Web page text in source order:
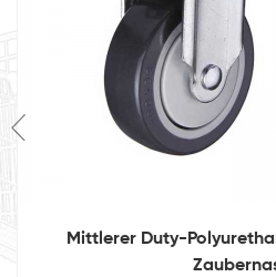
Mittlerer Duty-